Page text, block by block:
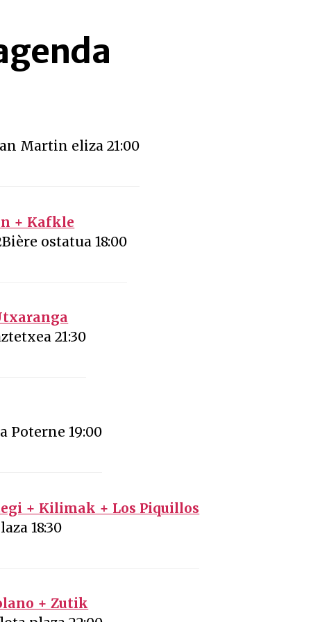
Martin eliza 21:00
+ Kafkle
ostatua 18:00
21:30
Poterne 19:00
+ Kilimak + Los Piquillos
18:30
+ Zutik